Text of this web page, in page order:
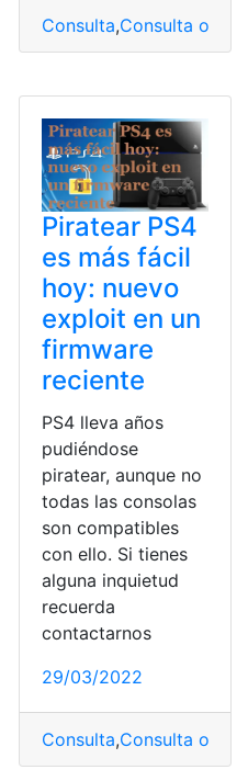
Consulta,Consulta online
firmware,Piratear,Ps4
Piratear PS4
es más fácil
hoy: nuevo
exploit en un
firmware
reciente
PS4 lleva años
pudiéndose
piratear, aunque no
todas las consolas
son compatibles
con ello. Si tienes
alguna inquietud
recuerda
contactarnos
29/03/2022
Consulta,Consulta online